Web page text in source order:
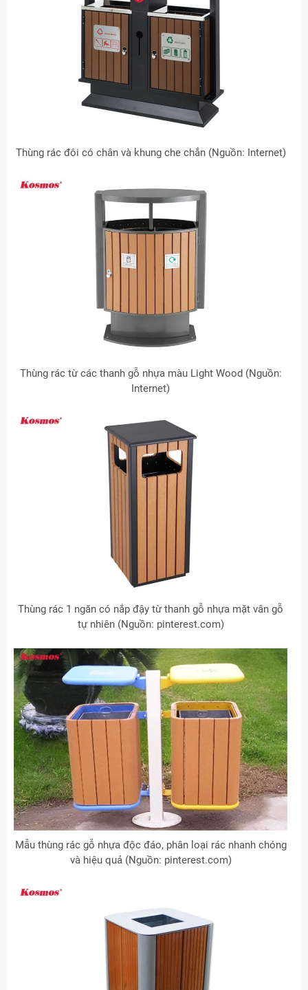
Thùng rác đôi có chân và khung che chắn (Nguồn: Internet)
Thùng rác từ các thanh gỗ nhựa màu Light Wood (Nguồn:
Internet)
Thùng rác 1 ngăn có nắp đậy từ thanh gỗ nhựa mặt vân gỗ
tự nhiên (Nguồn: pinterest.com)
Mẫu thùng rác gỗ nhựa độc đáo, phân loại rác nhanh chóng
và hiệu quả (Nguồn: pinterest.com)